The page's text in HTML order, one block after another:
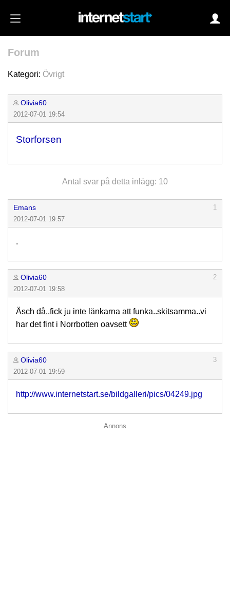
Forum
Kategori: Övrigt
Olivia60
2012-07-01 19:54
Storforsen
Antal svar på detta inlägg: 10
Emans
1
2012-07-01 19:57
.
Olivia60
2
2012-07-01 19:58
Äsch då..fick ju inte länkarna att funka..skitsamma..vi
har det fint i Norrbotten oavsett
Olivia60
3
2012-07-01 19:59
http://www.internetstart.se/bildgalleri/pics/04249.jpg
Annons